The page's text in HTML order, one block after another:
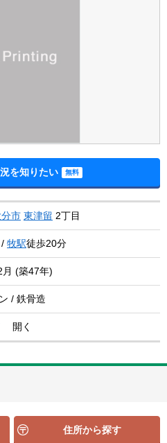
を知りたい
分市 東津留 2丁目
/ 牧駅徒歩20分
月 (築47年)
/ 鉄骨造
開く
住所から探す